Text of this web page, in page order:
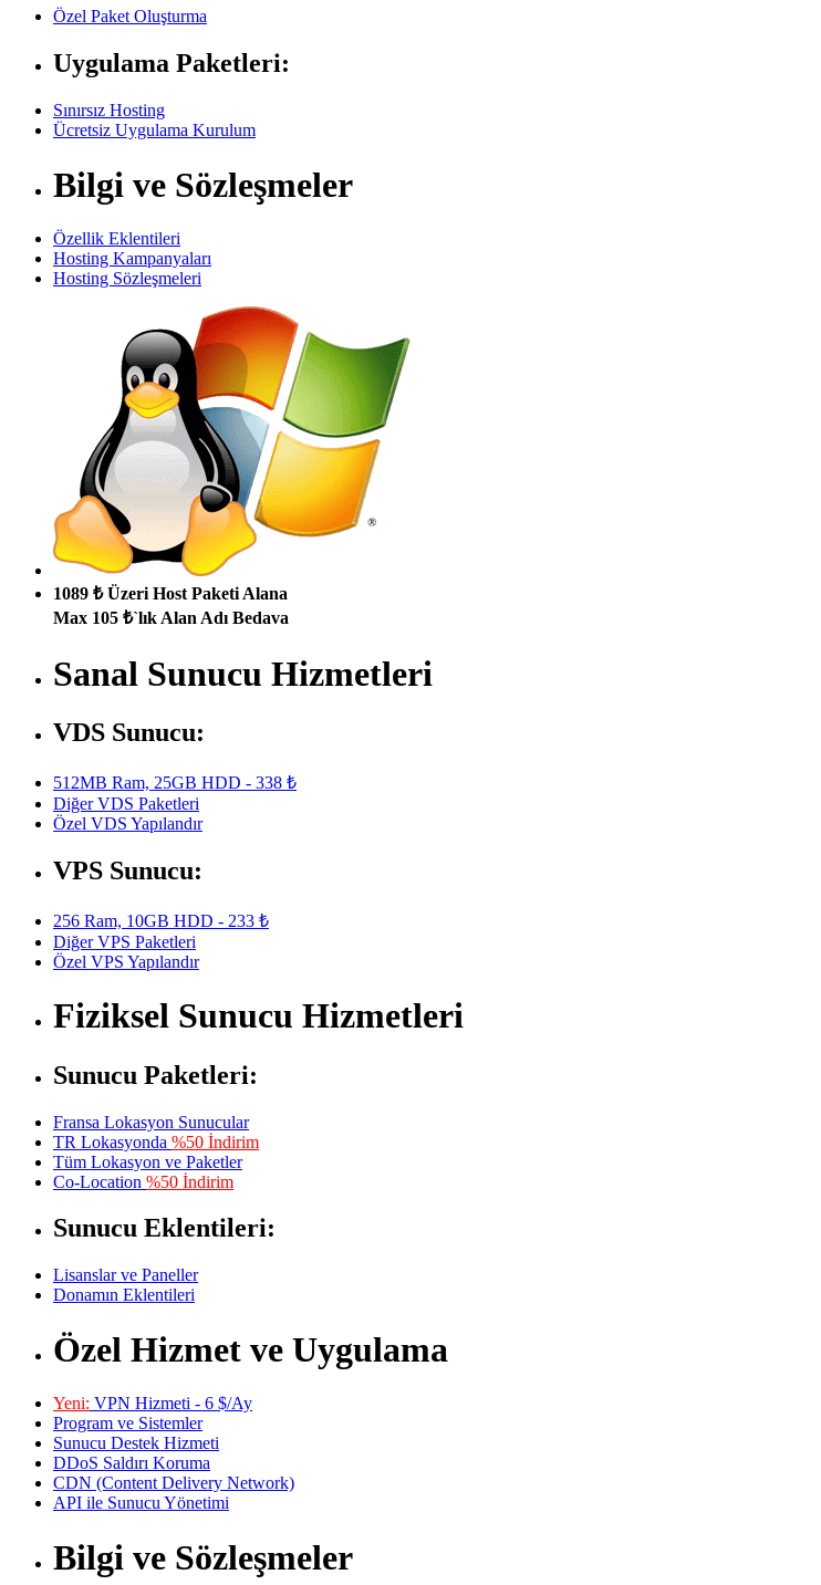
Özel Paket Oluşturma
Uygulama Paketleri:
Sınırsız Hosting
Ücretsiz Uygulama Kurulum
Bilgi ve Sözleşmeler
Özellik Eklentileri
Hosting Kampanyaları
Hosting Sözleşmeleri
1089 ₺ Üzeri Host Paketi Alana
Max 105 ₺`lık Alan Adı Bedava
Sanal Sunucu Hizmetleri
VDS Sunucu:
512MB Ram, 25GB HDD - 338 ₺
Diğer VDS Paketleri
Özel VDS Yapılandır
VPS Sunucu:
256 Ram, 10GB HDD - 233 ₺
Diğer VPS Paketleri
Özel VPS Yapılandır
Fiziksel Sunucu Hizmetleri
Sunucu Paketleri:
Fransa Lokasyon Sunucular
TR Lokasyonda %50 İndirim
Tüm Lokasyon ve Paketler
Co-Location %50 İndirim
Sunucu Eklentileri:
Lisanslar ve Paneller
Donamın Eklentileri
Özel Hizmet ve Uygulama
Yeni: VPN Hizmeti - 6 $/Ay
Program ve Sistemler
Sunucu Destek Hizmeti
DDoS Saldırı Koruma
CDN (Content Delivery Network)
API ile Sunucu Yönetimi
Bilgi ve Sözleşmeler